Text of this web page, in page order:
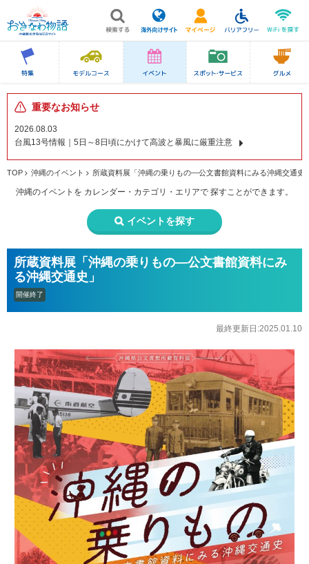
重要なお知らせ
2026.08.03
台風13号情報｜5日～8日頃にかけて高波と暴風に厳重注意
TOP 沖縄のイベント 所蔵資料展「沖縄の乗りもの―公文書館資料にみる沖縄交通史
沖縄のイベントを カレンダー・カテゴリ・エリアで 探すことができます。
イベントを探す
所蔵資料展「沖縄の乗りもの―公文書館資料にみ
る沖縄交通史」
開催終了
最終更新日:2025.01.10